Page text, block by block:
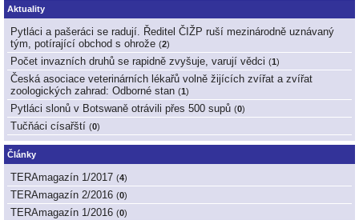
Aktuality
Pytláci a pašeráci se radují. Ředitel ČIŽP ruší mezinárodně uznávaný
tým, potírající obchod s ohrože (2)
Počet invazních druhů se rapidně zvyšuje, varují vědci (1)
Česká asociace veterinárních lékařů volně žijících zvířat a zvířat
zoologických zahrad: Odborné stan (1)
Pytláci slonů v Botswaně otrávili přes 500 supů (0)
Tučňáci císařští (0)
Články
TERAmagazín 1/2017 (4)
TERAmagazín 2/2016 (0)
TERAmagazín 1/2016 (0)